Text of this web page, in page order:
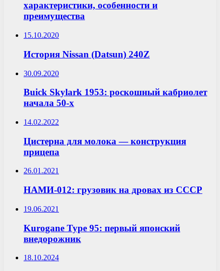
характеристики, особенности и
преимущества
15.10.2020
История Nissan (Datsun) 240Z
30.09.2020
Buick Skylark 1953: роскошный кабриолет
начала 50-х
14.02.2022
Цистерна для молока — конструкция
прицепа
26.01.2021
НАМИ-012: грузовик на дровах из СССР
19.06.2021
Kurogane Type 95: первый японский
внедорожник
18.10.2024